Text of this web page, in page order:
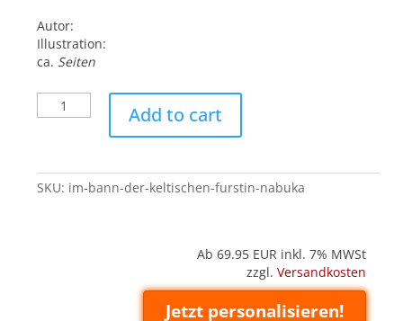
Autor:
Illustration:
ca. Seiten
Bann
Fürstin
(Nabuka)
Add to cart
SKU: im-bann-der-keltischen-furstin-nabuka
Ab 69.95 EUR inkl. 7% MWSt
zzgl. Versandkosten
Jetzt personalisieren!